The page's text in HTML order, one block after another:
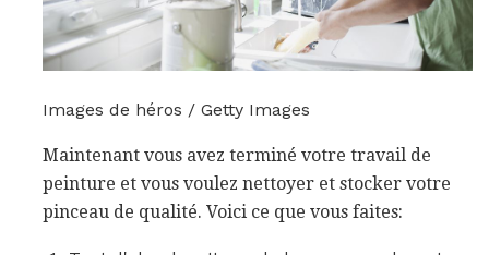
Images de héros / Getty Images
Maintenant vous avez terminé votre travail de
peinture et vous voulez nettoyer et stocker votre
pinceau de qualité. Voici ce que vous faites: